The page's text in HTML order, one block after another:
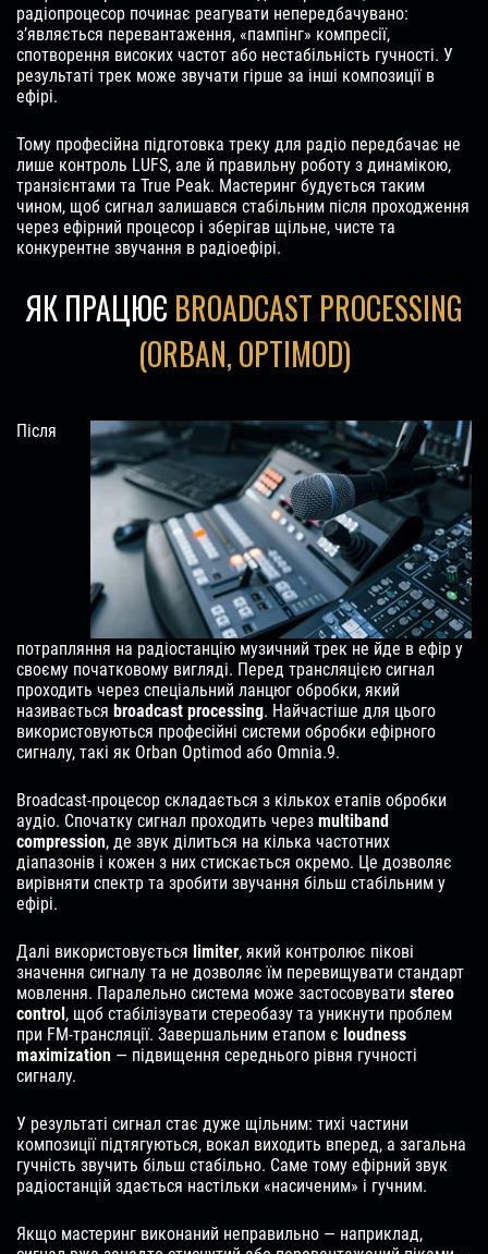
радіопроцесор починає реагувати непередбачувано:
з’являється перевантаження, «пампінг» компресії,
спотворення високих частот або нестабільність гучності. У
результаті трек може звучати гірше за інші композиції в
ефірі.
Тому професійна підготовка треку для радіо передбачає не
лише контроль LUFS, але й правильну роботу з динамікою,
транзієнтами та True Peak. Мастеринг будується таким
чином, щоб сигнал залишався стабільним після проходження
через ефірний процесор і зберігав щільне, чисте та
конкурентне звучання в радіоефірі.
ЯК ПРАЦЮЄ BROADCAST PROCESSING
(ORBAN, OPTIMOD)
Після
потрапляння на радіостанцію музичний трек не йде в ефір у
своєму початковому вигляді. Перед трансляцією сигнал
проходить через спеціальний ланцюг обробки, який
називається broadcast processing. Найчастіше для цього
використовуються професійні системи обробки ефірного
сигналу, такі як Orban Optimod або Omnia.9.
Broadcast-процесор складається з кількох етапів обробки
аудіо. Спочатку сигнал проходить через multiband
compression, де звук ділиться на кілька частотних
діапазонів і кожен з них стискається окремо. Це дозволяє
вирівняти спектр та зробити звучання більш стабільним у
ефірі.
Далі використовується limiter, який контролює пікові
значення сигналу та не дозволяє їм перевищувати стандарт
мовлення. Паралельно система може застосовувати stereo
control, щоб стабілізувати стереобазу та уникнути проблем
при FM-трансляції. Завершальним етапом є loudness
maximization — підвищення середнього рівня гучності
сигналу.
У результаті сигнал стає дуже щільним: тихі частини
композиції підтягуються, вокал виходить вперед, а загальна
гучність звучить більш стабільно. Саме тому ефірний звук
радіостанцій здається настільки «насиченим» і гучним.
Якщо мастеринг виконаний неправильно — наприклад,